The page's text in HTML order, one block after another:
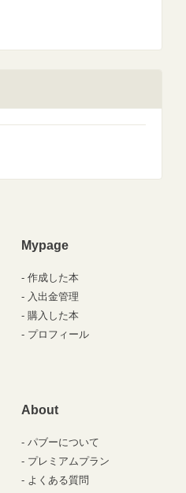
Mypage
作成した本
入出金管理
購入した本
プロフィール
About
パブーについて
プレミアムプラン
よくある質問